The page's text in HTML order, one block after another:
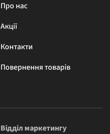
Про нас
Акції
Контакти
Повернення товарів
Відділ маркетингу